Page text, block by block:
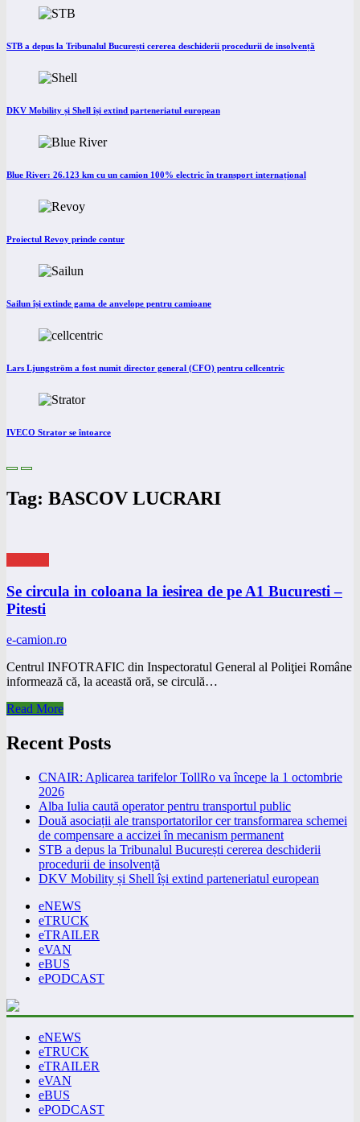
STB a depus la Tribunalul București cererea deschiderii procedurii de insolvență
DKV Mobility și Shell își extind parteneriatul european
Blue River: 26.123 km cu un camion 100% electric în transport internațional
Proiectul Revoy prinde contur
Sailun își extinde gama de anvelope pentru camioane
Lars Ljungström a fost numit director general (CFO) pentru cellcentric
IVECO Strator se întoarce
Tag: BASCOV LUCRARI
Se circula in coloana la iesirea de pe A1 Bucuresti –
Pitesti
e-camion.ro
Centrul INFOTRAFIC din Inspectoratul General al Poliţiei Române
informează că, la această oră, se circulă…
Read More
Recent Posts
CNAIR: Aplicarea tarifelor TollRo va începe la 1 octombrie
2026
Alba Iulia caută operator pentru transportul public
Două asociații ale transportatorilor cer transformarea schemei
de compensare a accizei în mecanism permanent
STB a depus la Tribunalul București cererea deschiderii
procedurii de insolvență
DKV Mobility și Shell își extind parteneriatul european
eNEWS
eTRUCK
eTRAILER
eVAN
eBUS
ePODCAST
eNEWS
eTRUCK
eTRAILER
eVAN
eBUS
ePODCAST